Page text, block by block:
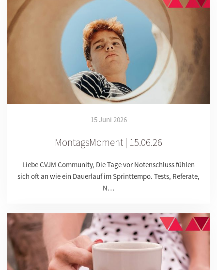
15 Juni 2026
MontagsMoment | 15.06.26
Liebe CVJM Community, Die Tage vor Notenschluss fühlen
sich oft an wie ein Dauerlauf im Sprinttempo. Tests, Referate,
N…